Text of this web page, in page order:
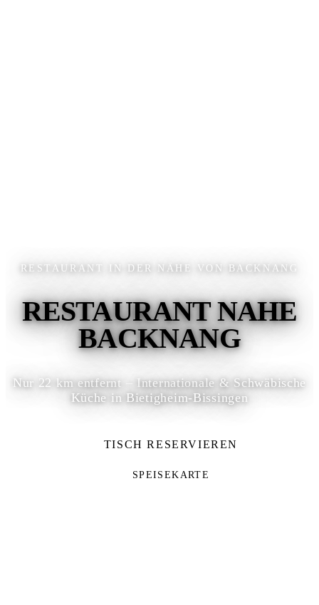
RESTAURANT IN DER NÄHE VON BACKNANG
RESTAURANT NAHE
BACKNANG
Nur 22 km entfernt – Internationale & Schwäbische
Küche in Bietigheim-Bissingen
TISCH RESERVIEREN
SPEISEKARTE